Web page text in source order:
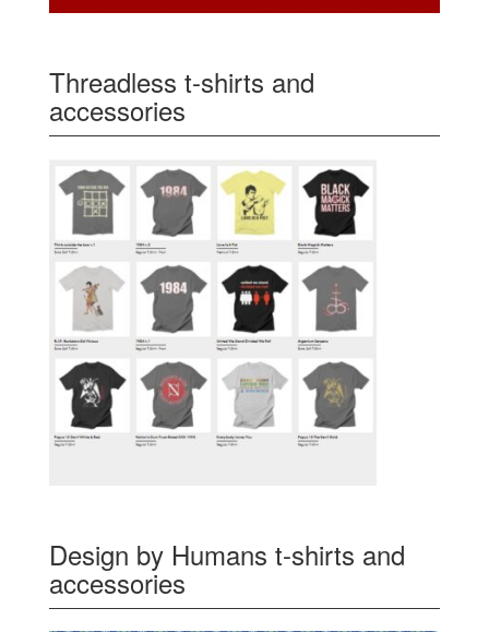
Threadless t-shirts and
accessories
Design by Humans t-shirts and
accessories